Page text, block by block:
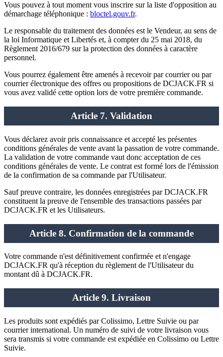
Vous pouvez à tout moment vous inscrire sur la liste d'opposition au
démarchage téléphonique : bloctel.gouv.fr.
Le responsable du traitement des données est le Vendeur, au sens de
la loi Informatique et Libertés et, à compter du 25 mai 2018, du
Règlement 2016/679 sur la protection des données à caractère
personnel.
Vous pourrez également être amenés à recevoir par courrier ou par
courrier électronique des offres ou propositions de DCJACK.FR si
vous avez validé cette option lors de votre première commande.
Article 7. Validation
Vous déclarez avoir pris connaissance et accepté les présentes
conditions générales de vente avant la passation de votre commande.
La validation de votre commande vaut donc acceptation de ces
conditions générales de vente. Le contrat est formé lors de l'émission
de la confirmation de sa commande par l'Utilisateur.
Sauf preuve contraire, les données enregistrées par DCJACK.FR
constituent la preuve de l'ensemble des transactions passées par
DCJACK.FR et les Utilisateurs.
Article 8. Confirmation de la commande
Votre commande n'est définitivement confirmée et n'engage
DCJACK.FR qu'à réception du règlement de l'Utilisateur du
montant dû à DCJACK.FR.
Article 9. Livraison
Les produits sont expédiés par Colissimo, Lettre Suivie ou par
courrier international. Un numéro de suivi de votre livraison vous
sera transmis si votre commande est expédiée en Colissimo ou Lettre
Suivie.